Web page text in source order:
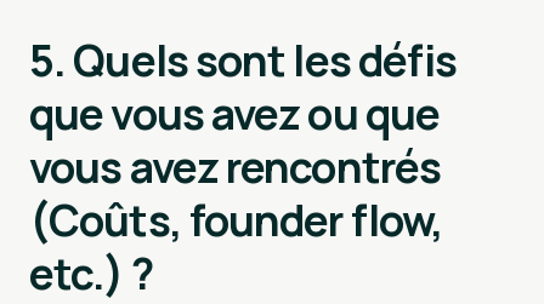
5. Quels sont les défis
que vous avez ou que
vous avez rencontrés
(Coûts, founder flow,
etc.) ?